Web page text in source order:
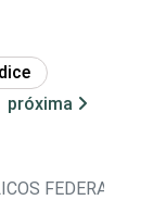
próxima
FEDERAIS E